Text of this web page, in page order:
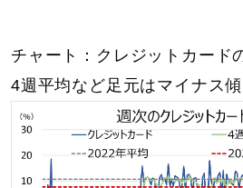
チャート：クレジットカード
4週平均など足元はマイナス傾